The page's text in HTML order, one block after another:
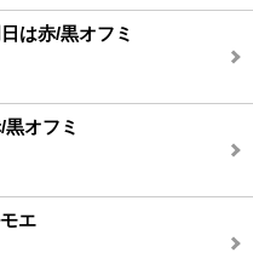
は赤/黒オフミ
オフミ
エ